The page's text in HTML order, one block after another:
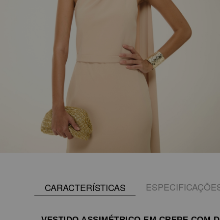
CARACTERÍSTICAS